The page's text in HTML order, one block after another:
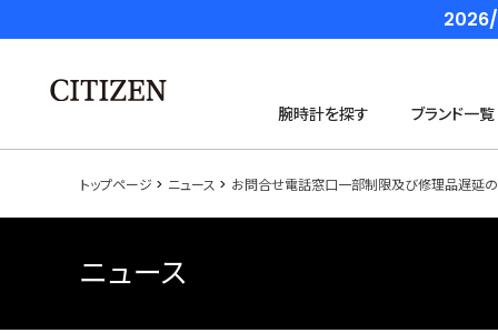
2026/
腕時計を探す ブランド一覧
トップページ ニュース お問合せ電話窓口一部制限及び修理品遅延
ニュース